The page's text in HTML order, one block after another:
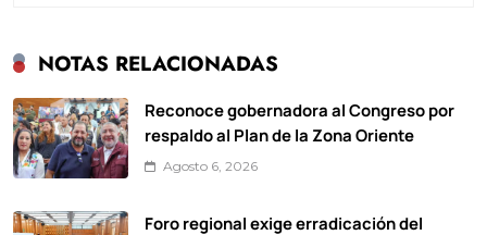
NOTAS RELACIONADAS
Reconoce gobernadora al Congreso por
respaldo al Plan de la Zona Oriente
Agosto 6, 2026
Foro regional exige erradicación del